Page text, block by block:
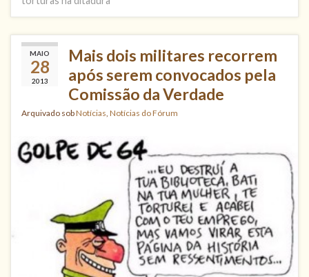
MAIO
28
2013
Mais dois militares recorrem
após serem convocados pela
Comissão da Verdade
Arquivado sobNotícias, Notícias do Fórum